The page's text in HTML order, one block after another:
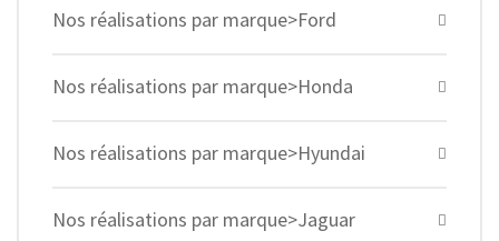
Nos réalisations par marque>Ford
Nos réalisations par marque>Honda
Nos réalisations par marque>Hyundai
Nos réalisations par marque>Jaguar